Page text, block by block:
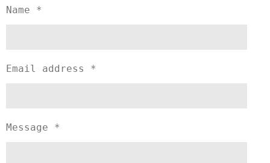
Name *
Email address *
Message *